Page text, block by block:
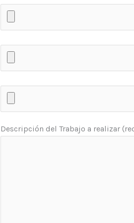
Descripción del Trabajo a realizar